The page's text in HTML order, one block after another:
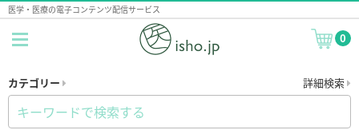
医学・医療の電子コンテンツ配信サービス
0
カテゴリー 詳細検索